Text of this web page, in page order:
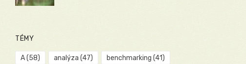
TÉMY
A(58) analýza (47) benchmarking (41)